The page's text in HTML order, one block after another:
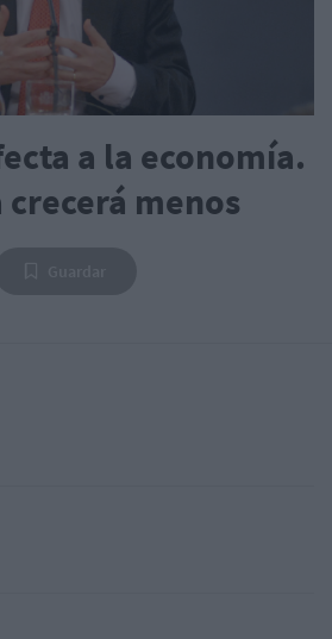
a la economía.
crecerá menos